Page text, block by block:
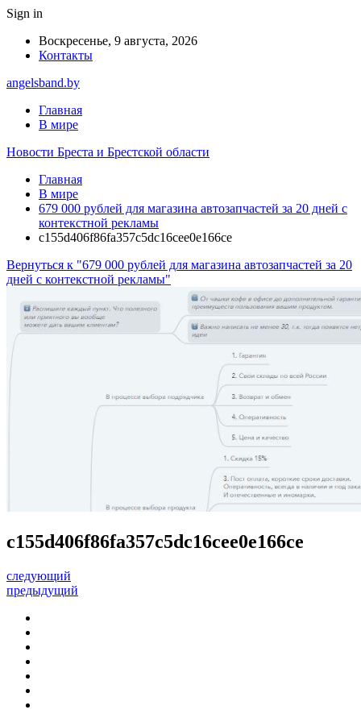
Sign in
Воскресенье, 9 августа, 2026
Контакты
angelsband.by
Главная
В мире
Новости Бреста и Брестской области
Главная
В мире
679 000 рублей для магазина автозапчастей за 20 дней с
контекстной рекламы
c155d406f86fa357c5dc16cee0e166ce
Вернуться к "679 000 рублей для магазина автозапчастей за 20
дней с контекстной рекламы"
c155d406f86fa357c5dc16cee0e166ce
следующий
предыдущий